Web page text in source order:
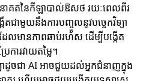
គតនៃកីឡាបាល់ឱសថ រយៈពេលពីរ
តជាមួយនឹងការបញ្ចូលនូវបច្ចេកវិទ្យា
ដែលមានភាពឆាប់រហ័ស ដើម្បីបង្កើត
ការវាយតម្លៃ។
ាដូចជា AI អាចជួយដល់អ្នកជំនាញក្នុង